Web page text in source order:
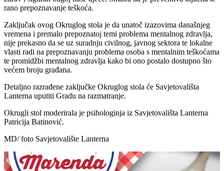
rano prepoznavanje teškoća.
Zaključak ovog Okruglog stola je da unatoč izazovima današnjeg
vremena i premalo prepoznatoj temi problema mentalnog zdravlja,
nije prekasno da se uz suradnju civilnog, javnog sektora te lokalne
vlasti radi na prepoznavanju problema osoba s mentalnim teškoćama
te promidžbi mentalnog zdravlja kako bi ono postalo dostupno što
većem broju građana.
Detaljno razrađene zaključke Okruglog stola će Savjetovališta
Lanterna uputiti Gradu na razmatranje.
Okrugli stol moderirala je psihologinja iz Savjetovališta Lanterna
Patricija Batinović.
MD/ foto Savjetovalište Lanterna